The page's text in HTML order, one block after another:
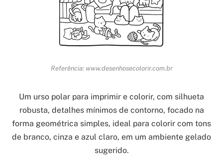
Referência: www.desenhosecolorir.com.br
Um urso polar para imprimir e colorir, com silhueta
robusta, detalhes mínimos de contorno, focado na
forma geométrica simples, ideal para colorir com tons
de branco, cinza e azul claro, em um ambiente gelado
sugerido.